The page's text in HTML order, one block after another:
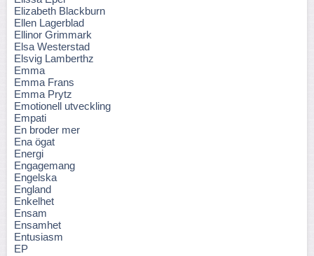
Elizabeth Blackburn
Ellen Lagerblad
Ellinor Grimmark
Elsa Westerstad
Elsvig Lamberthz
Emma
Emma Frans
Emma Prytz
Emotionell utveckling
Empati
En broder mer
Ena ögat
Energi
Engagemang
Engelska
England
Enkelhet
Ensam
Ensamhet
Entusiasm
EP